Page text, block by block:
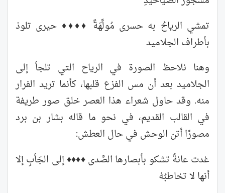
تمشي الرياحُ به حسرى مُولَّهَةً ♦♦♦♦ حيرى تلوذ
بأطراف الجلاميد
وهنا نلاحظ الصورة في الرياح التي تلجأ إلى
الجلاميد بعد أن مس الفزع قلبها، كأنما تريد الفرار
منه. وقد حاول شعراء هذا العصر خلق صور طريفة
في القالب القديم، في نحو ما قاله بشار بن برد
مصورًا أتن الوحش في حال العطش:
غدت عانةٌ تشكو بأبصارها الصَّدى ♦♦♦♦ إلى الجَأبِ إلا
أنها لا تخاطبُهْ